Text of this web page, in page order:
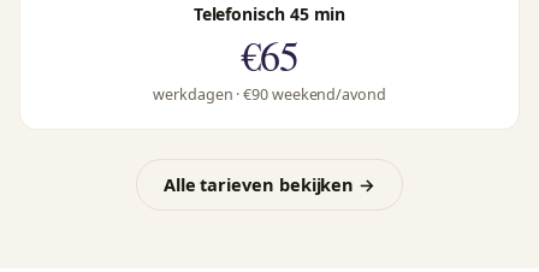
Telefonisch 45 min
€65
werkdagen · €90 weekend/avond
Alle tarieven bekijken →